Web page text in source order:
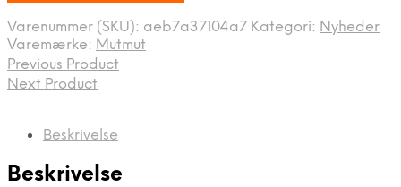
Varenummer (SKU): aeb7a37104a7 Kategori: Nyheder
Varemærke: Mutmut
Previous Product
Next Product
Beskrivelse
Beskrivelse